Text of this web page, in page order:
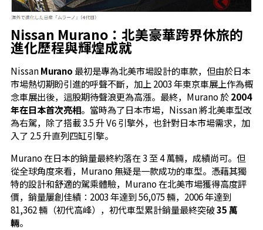
Nissan Murano：北美豪華跨界休旅的
進化歷程與輝煌成就
NissanMurano 最初是專為北美市場設計的車款，但由於日本
市場熱切期盼引進的呼聲不斷，加上 2003 年東京車展上作為概
念車展出後，這股期待聲浪更為高漲。最終，Murano 於2004
年在日本首次亮相。當時為了日本市場，Nissan 將北美車型改
為右駕，除了搭載 3.5 升 V6 引擎外，也針對日本市場需求，加
入了 2.5 升直列四缸引擎。
Murano 在日本的銷量最終約落在 3 至 4 萬輛，成績尚可。但
從全球角度來看，Murano 無疑是一款成功的車型。憑藉其獨
特的設計和舒適的駕乘體驗，Murano 在北美市場獲得高度評
價，銷量屢創佳績：2003 年達到 56,075 輛，2006 年達到
81,362 輛（初代高峰），初代車型累計銷量最終突破35 萬
輛。